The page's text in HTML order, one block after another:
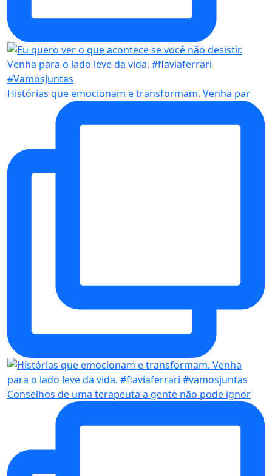
Histórias que emocionam e transformam. Venha par
Conselhos de uma terapeuta a gente não pode ignor